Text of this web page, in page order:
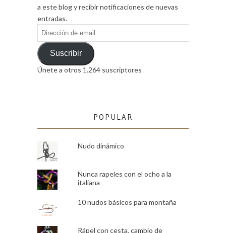
a este blog y recibir notificaciones de nuevas
entradas.
Dirección
de
emailSuscribir
Únete a otros 1.264 suscriptores
POPULAR
Nudo dinámico
Nunca rapeles con el ocho a la
italiana
10 nudos básicos para montaña
Rápel con cesta, cambio de